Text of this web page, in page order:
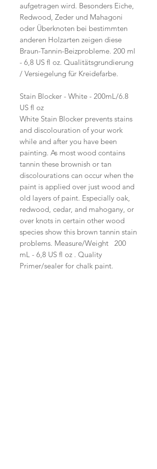
aufgetragen wird. Besonders Eiche,
Redwood, Zeder und Mahagoni
oder Überknoten bei bestimmten
anderen Holzarten zeigen diese
Braun-Tannin-Beizprobleme. 200 ml
- 6,8 US fl oz. Qualitätsgrundierung
/ Versiegelung für Kreidefarbe.
Stain Blocker - White - 200mL/6.8
US fl oz
White Stain Blocker prevents stains
and discolouration of your work
while and after you have been
painting. As most wood contains
tannin these brownish or tan
discolourations can occur when the
paint is applied over just wood and
old layers of paint. Especially oak,
redwood, cedar, and mahogany, or
over knots in certain other wood
species show this brown tannin stain
problems. Measure/Weight 200
mL - 6,8 US fl oz . Quality
Primer/sealer for chalk paint.